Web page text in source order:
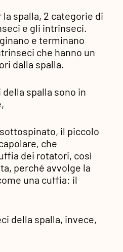
spalla, 2 categorie di
e gli intrinseci.
e terminano
che hanno un
dalla spalla.
spalla sono in
il piccolo
che
dei rotatori, così
perché avvolge la
una cuffia: il
della spalla, invece,